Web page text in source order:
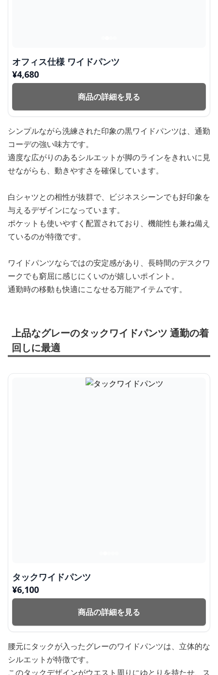
オフィス仕様 ワイドパンツ
¥4,680
商品の詳細を見る
シンプルながら洗練された印象の黒ワイドパンツは、通勤
コーデの強い味方です。
適度な広がりのあるシルエットが脚のラインをきれいに見
せながらも、動きやすさを確保しています。
白シャツとの相性が抜群で、ビジネスシーンでも好印象を
与えるデザインになっています。
ポケットも使いやすく配置されており、機能性も兼ね備え
ているのが特徴です。
ワイドパンツならではの安定感があり、長時間のデスクワ
ークでも窮屈に感じにくいのが嬉しいポイント。
通勤時の移動も快適にこなせる万能アイテムです。
上品なグレーのタックワイドパンツ 通勤の着
回しに最適
タックワイドパンツ
¥6,100
商品の詳細を見る
腰元にタックが入ったグレーのワイドパンツは、立体的な
シルエットが特徴です。
このタックデザインがウエスト周りにゆとりを持たせ、ス